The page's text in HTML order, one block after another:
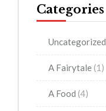
Categories
Uncategorized
A Fairytale (1)
A Food (4)